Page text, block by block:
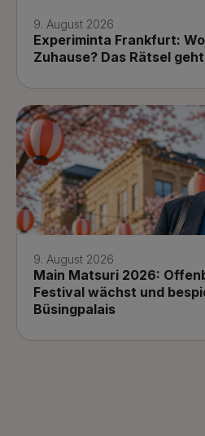
9. August 2026
Experiminta Frankfurt:
Zuhause? Das Rätsel
9. August 2026
Main Matsuri 2026:
Festival wächst und
Büsingpalais